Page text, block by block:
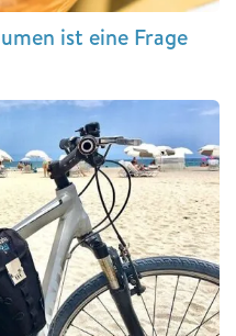
ist eine Frage